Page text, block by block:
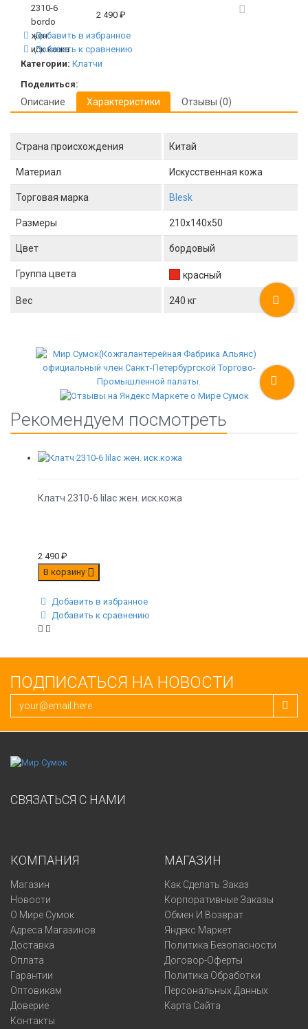
2 490 ₽
Добавить в избранное
Добавить к сравнению
Категории: Клатчи
Поделиться:
Описание Характеристики Отзывы (0)
Страна происхождения Китай
Материал Искусственная кожа
Торговая марка Blesk
Размеры 210x140x50
Цвет бордовый
Группа цвета красный
Вес 240 кг
Рекомендуем посмотреть
Клатч 2310-6 lilac жен. иск.кожа
2 490 ₽
В корзину
Добавить в избранное
Добавить к сравнению
ПОДПИСАТЬСЯ НА НОВОСТИ
СВЯЗАТЬСЯ С НАМИ
КОМПАНИЯ
Магазин
Новости
О Мире Сумок
Адреса Магазинов
Доставка
Оплата
Гарантии
Оптовикам
Доверие
Контакты
МАГАЗИН
Как Сделать Заказ
Корпоративные Заказы
Обмен И Возврат
Яндекс Маркет
Политика Безопасности
Договор-Оферты
Политика Обработки
Персональных Данных
Карта Сайта